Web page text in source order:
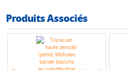
la station,1 pour l’alarme (alarme à
• Pour tous les modèles, 1 coffret
norme NF C 15.100
• EN 12 050-1
• Pompe à main
Produits Associés